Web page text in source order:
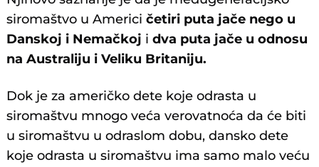
siromaštvo u Americičetiri puta jače nego u
Danskoj i Nemačkoj idva puta jače u odnosu
na Australiju i Veliku Britaniju.
Dok je za američko dete koje odrasta u
siromaštvu mnogo veća verovatnoća da će biti
u siromaštvu u odraslom dobu, dansko dete
koje odrasta u siromaštvu ima samo malo veću